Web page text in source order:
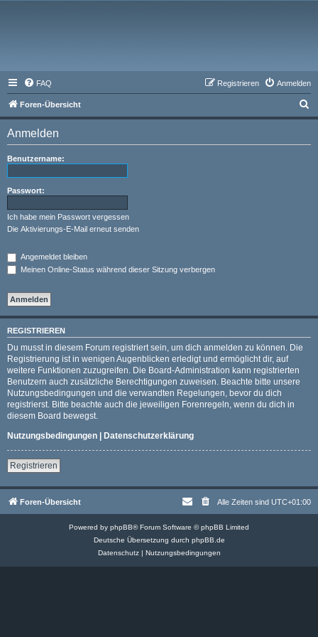
FAQ Anmelden
Registrieren
Foren-Übersicht
u
Anmelden
Benutzername:
Passwort:
Ich habe mein Passwort vergessen
Die Aktivierungs-E-Mail erneut senden
Angemeldet bleiben
Meinen Online-Status während dieser Sitzung verbergen
REGISTRIEREN
Du musst in diesem Forum registriert sein, um dich anmelden zu können. Die
Registrierung ist in wenigen Augenblicken erledigt und ermöglicht dir, auf
weitere Funktionen zuzugreifen. Die Board-Administration kann registrierten
Benutzern auch zusätzliche Berechtigungen zuweisen. Beachte bitte unsere
Nutzungsbedingungen und die verwandten Regelungen, bevor du dich
registrierst. Bitte beachte auch die jeweiligen Forenregeln, wenn du dich in
diesem Board bewegst.
Nutzungsbedingungen | Datenschutzerklärung
Registrieren
Foren-Übersicht Alle Zeiten sind UTC+01:00
Powered by phpBB® Forum Software © phpBB Limited
Deutsche Übersetzung durch phpBB.de
Datenschutz| Nutzungsbedingungen